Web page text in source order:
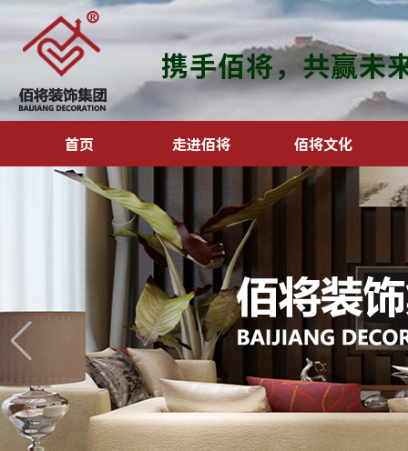
携手佰将，共赢未
首页 走进佰将 佰将文化